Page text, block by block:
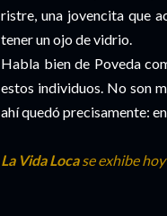
ristre, una jovencita que
tener un ojo de vidrio.
Habla bien de Poveda
estos individuos. No son
ahí quedó precisamente:
La Vida Loca se exhibe